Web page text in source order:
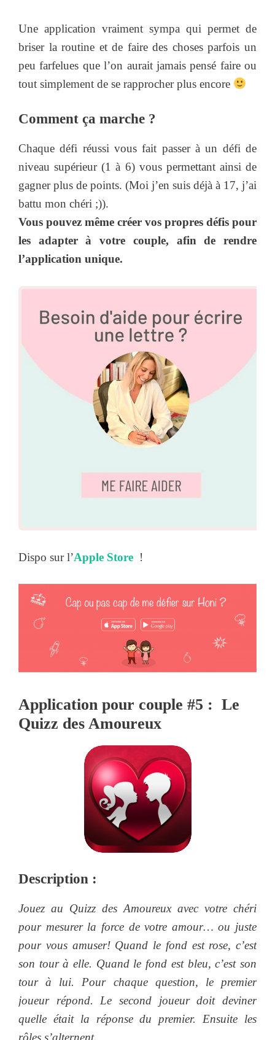
Une application vraiment sympa qui permet de
briser la routine et de faire des choses parfois un
peu farfelues que l’on aurait jamais pensé faire ou
tout simplement de se rapprocher plus encore
Comment ça marche ?
Chaque défi réussi vous fait passer à un défi de
niveau supérieur (1 à 6) vous permettant ainsi de
gagner plus de points. (Moi j’en suis déjà à 17, j’ai
battu mon chéri ;)).
Vous pouvez même créer vos propres défis pour
les adapter à votre couple, afin de rendre
l’application unique.
Dispo sur l’Apple Store !
Application pour couple #5 : Le
Quizz des Amoureux
Description :
Jouez au Quizz des Amoureux avec votre chéri
pour mesurer la force de votre amour… ou juste
pour vous amuser! Quand le fond est rose, c’est
son tour à elle. Quand le fond est bleu, c’est son
tour à lui. Pour chaque question, le premier
joueur répond. Le second joueur doit deviner
quelle était la réponse du premier. Ensuite les
rôles s’alternent.